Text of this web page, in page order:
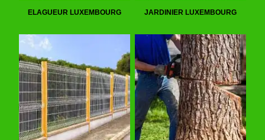
ELAGUEUR LUXEMBOURG JARDINIER LUXEMBOURG